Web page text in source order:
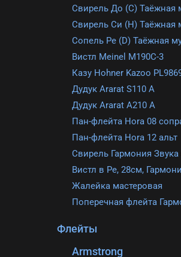
Вистл Meinel M190C-3
Казу Hohner Kazoo
Дудук Ararat S110 A
Дудук Ararat A210 А
Пан-флейта Hora 12 альт
Вистл в Ре, 28см,
Жалейка мастеровая
Флейты
Armstrong